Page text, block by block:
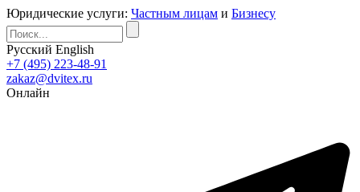
Юридические услуги: Частным лицам и Бизнесу
Русский English
+7 (495) 223-48-91
zakaz@dvitex.ru
Онлайн